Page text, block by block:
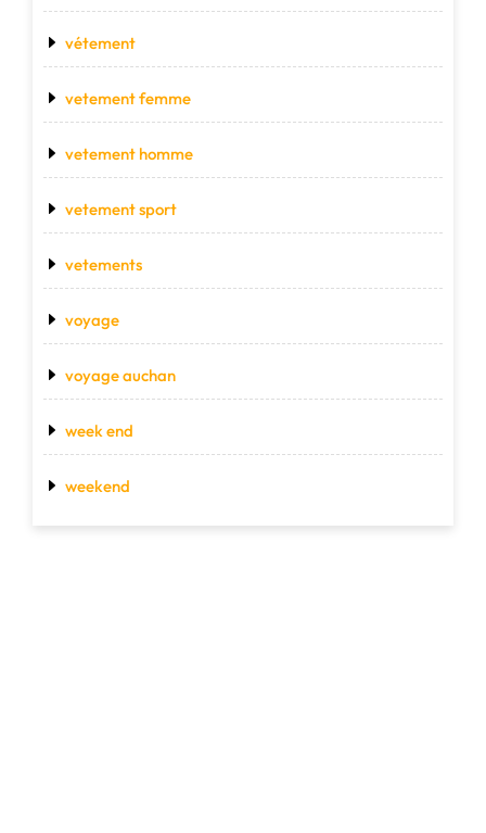
vétement
vetement femme
vetement homme
vetement sport
vetements
voyage
voyage auchan
week end
weekend